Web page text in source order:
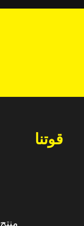
قوتنا